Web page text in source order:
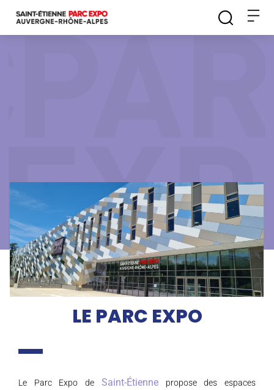
LE PARC EXPO
Le Parc Expo de Saint-Étiennepropose des espaces